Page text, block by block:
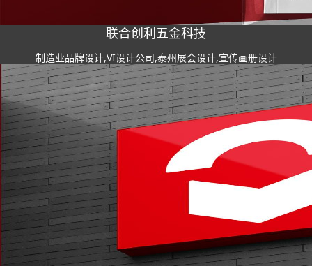
联合创利五金科技
制造业品牌设计,VI设计公司,泰州展会设计,宣传画册设计